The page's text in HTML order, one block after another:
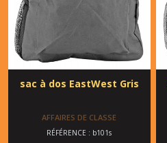
sac à dos EastWest Gris
AFFAIRES DE CLASSE
RÉFÉRENCE : b101s